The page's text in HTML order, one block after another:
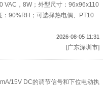
VAC，8W；外型尺寸：96x96x110
90%RH；可选择热电偶、PT10
2026-08-05 11:31
[广东深圳市]
15V DC的调节信号和下位电动执